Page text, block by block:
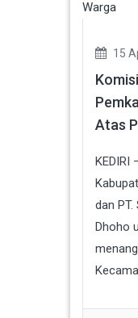
15
Atas
KEDIRI
dan PT.
Dhoho